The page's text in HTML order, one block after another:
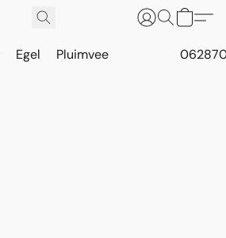
Egel Pluimvee